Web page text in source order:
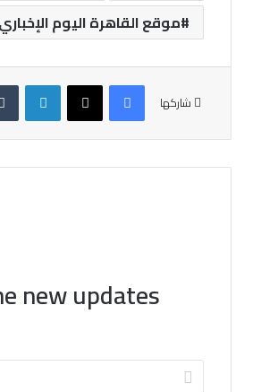
موقع القاهرة اليوم الإخباري
شاركها
فيسبوك لينكدإن
new updates!